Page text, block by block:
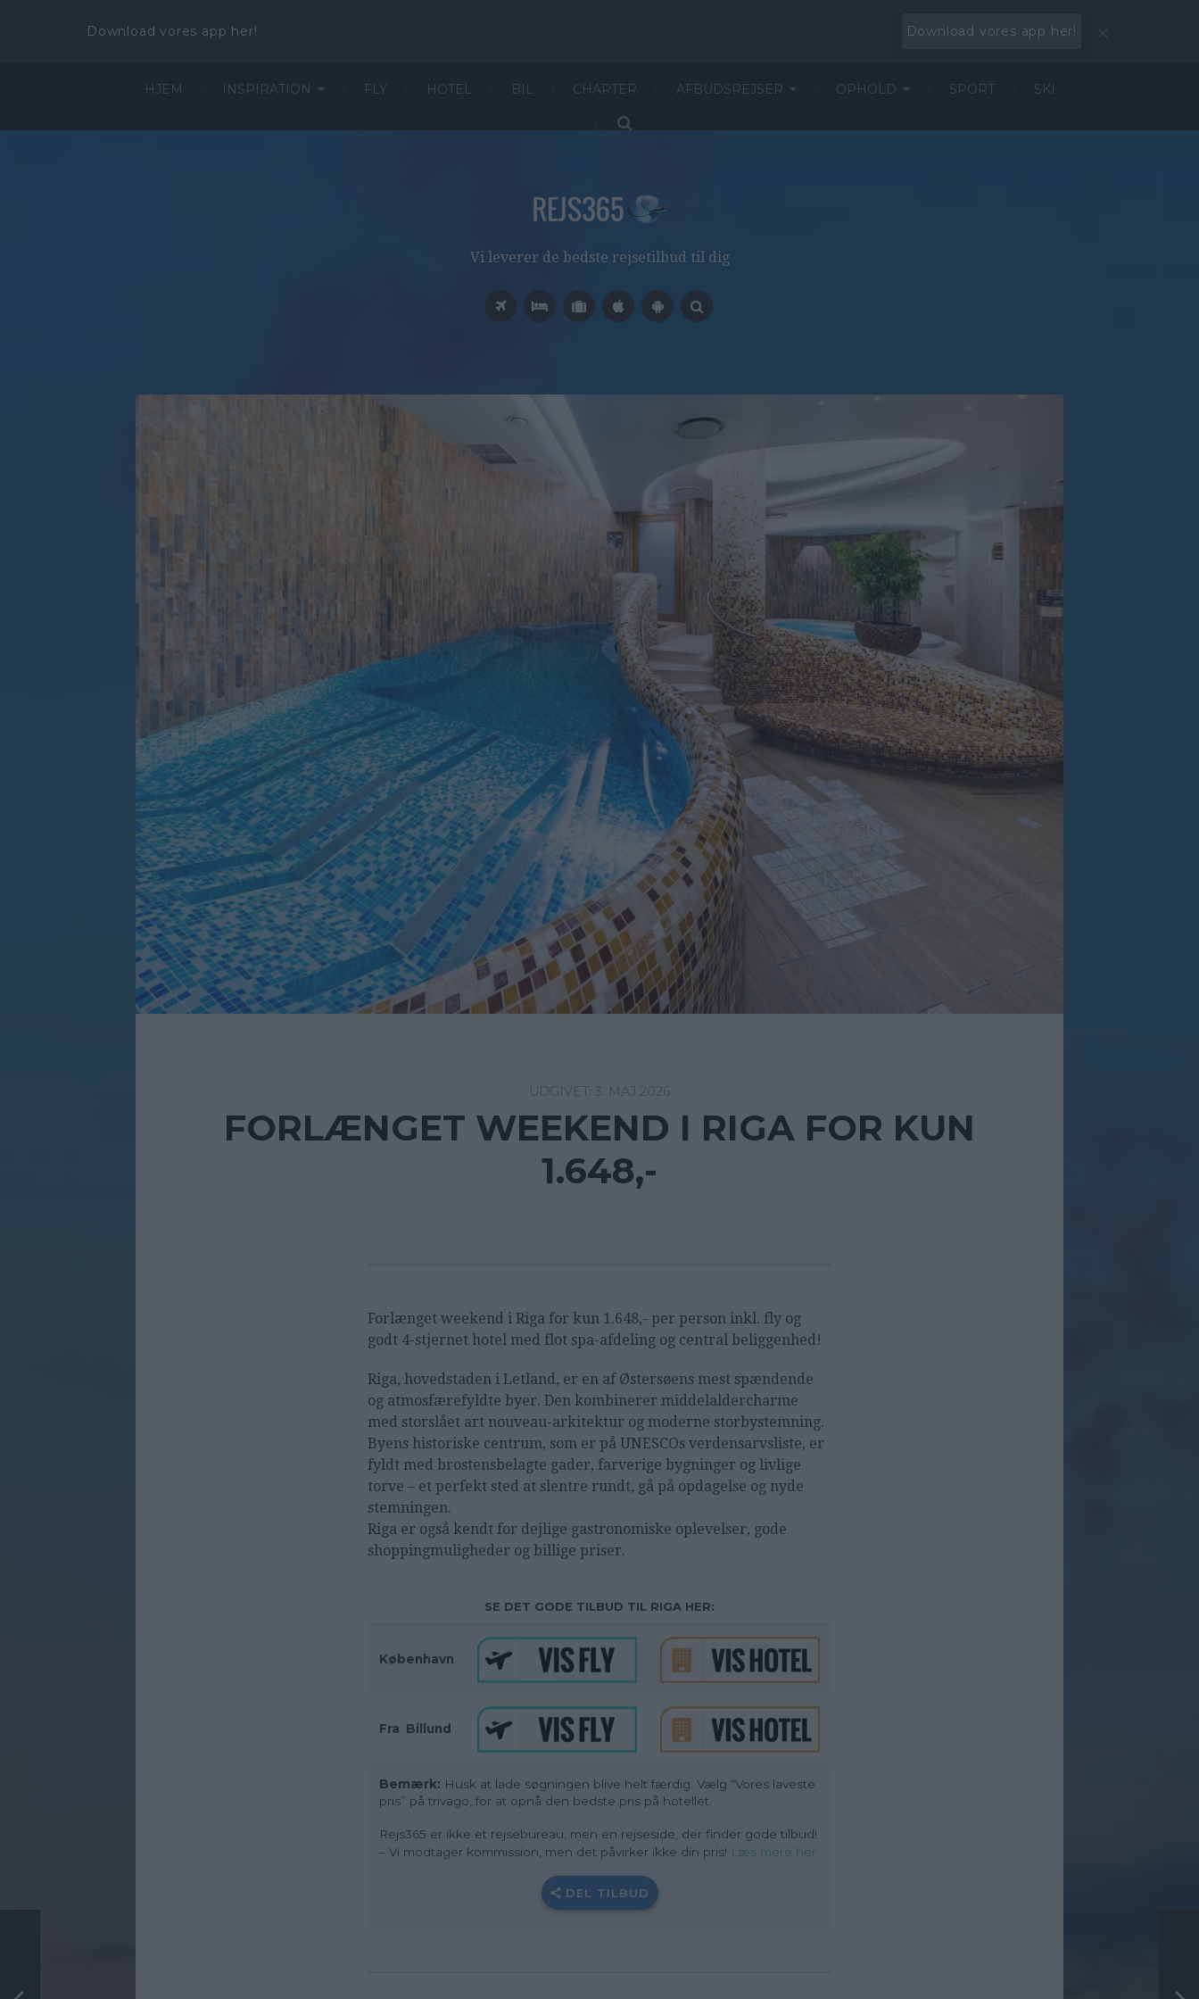
Download vores app her! Download vores app her!
HJEM INSPIRATION FLY HOTEL BIL CHARTER AFBUDSREJSER OPHOLD SPORT SKI
Vi leverer de bedste rejsetilbud til dig
3. MAJ 2026
FORLÆNGET WEEKEND I RIGA FOR KUN
1.648,-
Forlænget weekend i Riga for kun 1.648,- per person inkl. fly og
godt 4-stjernet hotel med flot spa-afdeling og central beliggenhed!
Riga, hovedstaden i Letland, er en af Østersøens mest spændende
og atmosfærefyldte byer. Den kombinerer middelaldercharme
med storslået art nouveau-arkitektur og moderne storbystemning.
Byens historiske centrum, som er på UNESCOs verdensarvsliste, er
fyldt med brostensbelagte gader, farverige bygninger og livlige
torve – et perfekt sted at slentre rundt, gå på opdagelse og nyde
stemningen.
Riga er også kendt for dejlige gastronomiske oplevelser, gode
shoppingmuligheder og billige priser.
SE DET GODE TILBUD TIL RIGA HER:
København
Fra Billund
Bemærk: Husk at lade søgningen blive helt færdig. Vælg “Vores laveste
pris” på trivago, for at opnå den bedste pris på hotellet.
Rejs365 er ikke et rejsebureau, men en rejseside, der finder gode tilbud!
– Vi modtager kommission, men det påvirker ikke din pris! Læs mere her
DEL TILBUD